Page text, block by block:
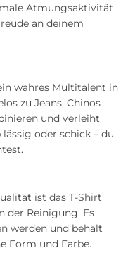
Atmungsaktivität
an deinem
wahres Multitalent in
zu Jeans, Chinos
und verleiht
oder schick – du
ist das T-Shirt
der Reinigung. Es
werden und behält
Form und Farbe.